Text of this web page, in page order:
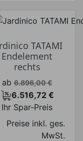
TATAMI
Endelement
rechts
Verkaufspreis
ab 6.896,00 €
Preis
6.516,72 €
Ihr Spar-Preis
Preise inkl. ges.
MwSt.